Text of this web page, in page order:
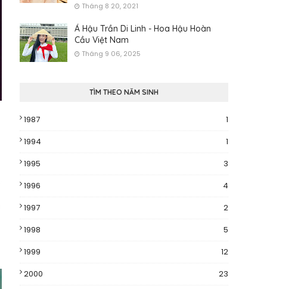
Tháng 8 20, 2021
Á Hậu Trần Di Linh - Hoa Hậu Hoàn
Cầu Việt Nam
Tháng 9 06, 2025
TÌM THEO NĂM SINH
1987
1
1994
1
1995
3
1996
4
1997
2
1998
5
1999
12
2000
23